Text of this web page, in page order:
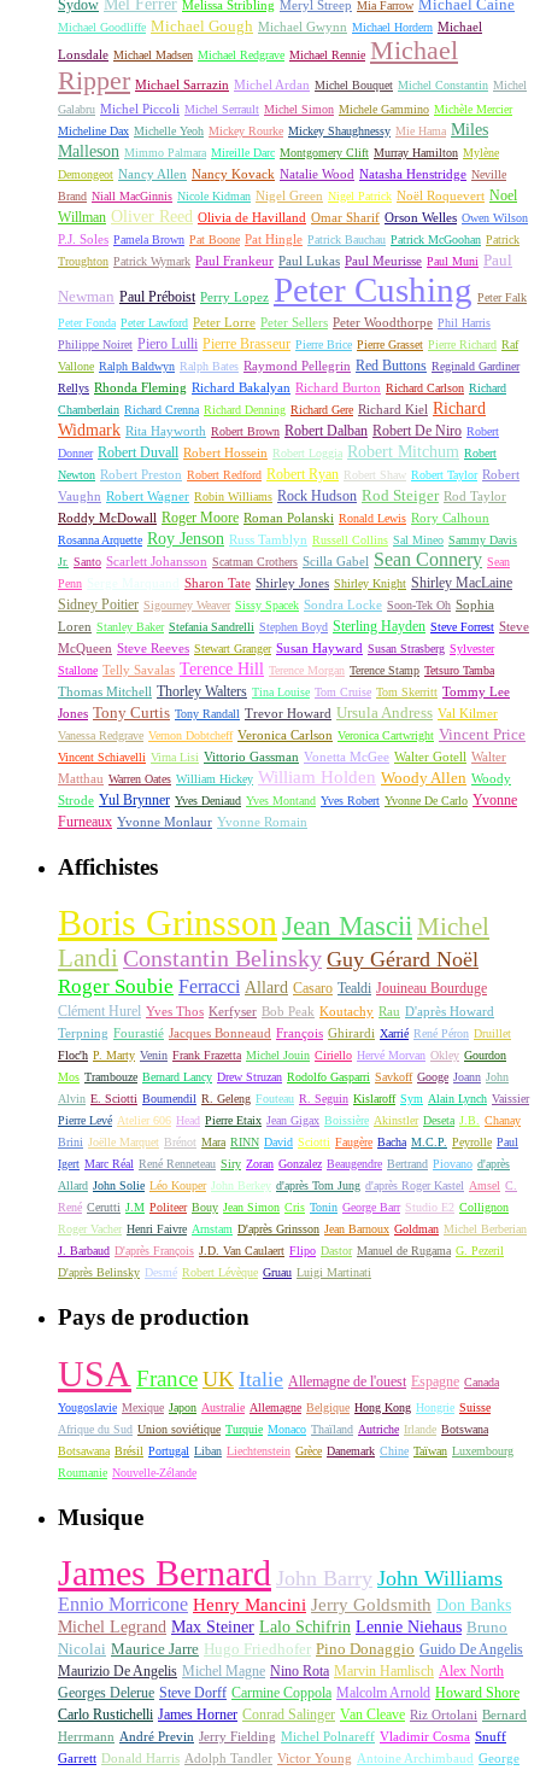
Sydow Mel Ferrer Melissa Stribling Meryl Streep Mia Farrow Michael Caine
Michael Goodliffe Michael Gough Michael Gwynn Michael Hordern Michael
Lonsdale Michael Madsen Michael Redgrave Michael Rennie Michael
Ripper Michael Sarrazin Michel Ardan Michel Bouquet Michel Constantin Michel
Galabru Michel Piccoli Michel Serrault Michel Simon Michele Gammino Michèle Mercier
Micheline Dax Michelle Yeoh Mickey Rourke Mickey Shaughnessy Mie Hama Miles
Malleson Mimmo Palmara Mireille Darc Montgomery Clift Murray Hamilton Mylène
Demongeot Nancy Allen Nancy Kovack Natalie Wood Natasha Henstridge Neville
Brand Niall MacGinnis Nicole Kidman Nigel Green Nigel Patrick Noël Roquevert Noel
Willman Oliver Reed Olivia de Havilland Omar Sharif Orson Welles Owen Wilson
P.J. Soles Pamela Brown Pat Boone Pat Hingle Patrick Bauchau Patrick McGoohan Patrick
Troughton Patrick Wymark Paul Frankeur Paul Lukas Paul Meurisse Paul Muni Paul
Newman Paul Préboist Perry Lopez Peter Cushing Peter Falk
Peter Fonda Peter Lawford Peter Lorre Peter Sellers Peter Woodthorpe Phil Harris
Philippe Noiret Piero Lulli Pierre Brasseur Pierre Brice Pierre Grasset Pierre Richard Raf
Vallone Ralph Baldwyn Ralph Bates Raymond Pellegrin Red Buttons Reginald Gardiner
Rellys Rhonda Fleming Richard Bakalyan Richard Burton Richard Carlson Richard
Chamberlain Richard Crenna Richard Denning Richard Gere Richard Kiel Richard
Widmark Rita Hayworth Robert Brown Robert Dalban Robert De Niro Robert
Donner Robert Duvall Robert Hossein Robert Loggia Robert Mitchum Robert
Newton Robert Preston Robert Redford Robert Ryan Robert Shaw Robert Taylor Robert
Vaughn Robert Wagner Robin Williams Rock Hudson Rod Steiger Rod Taylor
Roddy McDowall Roger Moore Roman Polanski Ronald Lewis Rory Calhoun
Rosanna Arquette Roy Jenson Russ Tamblyn Russell Collins Sal Mineo Sammy Davis
Jr. Santo Scarlett Johansson Scatman Crothers Scilla Gabel Sean Connery Sean
Penn Serge Marquand Sharon Tate Shirley Jones Shirley Knight Shirley MacLaine
Sidney Poitier Sigourney Weaver Sissy Spacek Sondra Locke Soon-Tek Oh Sophia
Loren Stanley Baker Stefania Sandrelli Stephen Boyd Sterling Hayden Steve Forrest Steve
McQueen Steve Reeves Stewart Granger Susan Hayward Susan Strasberg Sylvester
Stallone Telly Savalas Terence Hill Terence Morgan Terence Stamp Tetsuro Tamba
Thomas Mitchell Thorley Walters Tina Louise Tom Cruise Tom Skerritt Tommy Lee
Jones Tony Curtis Tony Randall Trevor Howard Ursula Andress Val Kilmer
Vanessa Redgrave Vernon Dobtcheff Veronica Carlson Veronica Cartwright Vincent Price
Vincent Schiavelli Virna Lisi Vittorio Gassman Vonetta McGee Walter Gotell Walter
Matthau Warren Oates William Hickey William Holden Woody Allen Woody
Strode Yul Brynner Yves Deniaud Yves Montand Yves Robert Yvonne De Carlo Yvonne
Furneaux Yvonne Monlaur Yvonne Romain
Affichistes
Boris Grinsson Jean MasciiMichel
Landi Constantin Belinsky Guy Gérard Noël
Roger Soubie Ferracci Allard Casaro Tealdi Jouineau Bourduge
Clément Hurel Yves Thos Kerfyser Bob Peak Koutachy Rau D'après Howard
Terpning Fourastié Jacques Bonneaud François Ghirardi Xarrié René Péron Druillet
Floc'h P. Marty Venin Frank Frazetta Michel Jouin Ciriello Hervé Morvan Okley Gourdon
Mos Trambouze Bernard Lancy Drew Struzan Rodolfo Gasparri Savkoff Googe Joann John
Alvin E. Sciotti Boumendil R. Geleng Fouteau R. Seguin Kislaroff Sym Alain Lynch Vaissier
Pierre Levé Atelier 606 Head Pierre Etaix Jean Gigax Boissière Akinstler Deseta J.B. Chanay
Brini Joëlle Marquet Brénot Mara RINN David Sciotti Faugère Bacha M.C.P. Peyrolle Paul
Igert Marc Réal René Renneteau Siry Zoran Gonzalez Beaugendre Bertrand Piovano d'après
Allard John Solie Léo Kouper John Berkey d'après Tom Jung d'après Roger Kastel Amsel C.
René Cerutti J.M Politeer Bouy Jean Simon Cris Tonin George Barr Studio E2 Collignon
Roger Vacher Henri Faivre Arnstam D'après Grinsson Jean Barnoux Goldman Michel Berberian
J. Barbaud D'après François J.D. Van Caulaert Flipo Dastor Manuel de Rugama G. Pezeril
D'après Belinsky Desmé Robert Lévèque Gruau Luigi Martinati
Pays de production
USA France UK Italie Allemagne de l'ouest Espagne Canada
Yougoslavie Mexique Japon Australie Allemagne Belgique Hong Kong Hongrie Suisse
Afrique du Sud Union soviétique Turquie Monaco Thaïland Autriche Irlande Botswana
Botsawana Brésil Portugal Liban Liechtenstein Grèce Danemark Chine Taïwan Luxembourg
Roumanie Nouvelle-Zélande
Musique
James Bernard John Barry John Williams
Ennio Morricone Henry Mancini Jerry Goldsmith Don Banks
Michel Legrand Max Steiner Lalo Schifrin Lennie Niehaus Bruno
Nicolai Maurice Jarre Hugo Friedhofer Pino Donaggio Guido De Angelis
Maurizio De Angelis Michel Magne Nino Rota Marvin Hamlisch Alex North
Georges Delerue Steve Dorff Carmine Coppola Malcolm Arnold
Howard Shore
Carlo Rustichelli James Horner Conrad Salinger Van Cleave Riz Ortolani Bernard
Herrmann André Previn Jerry Fielding Michel Polnareff Vladimir Cosma Snuff
Garrett Donald Harris Adolph Tandler Victor Young Antoine Archimbaud George